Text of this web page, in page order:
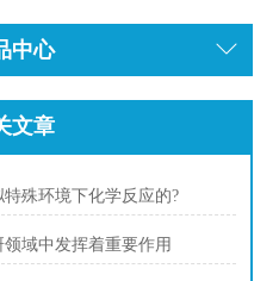
中心
文章
殊环境下化学反应的?
域中发挥着重要作用